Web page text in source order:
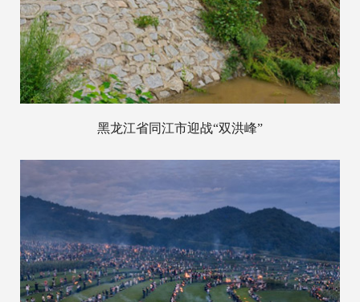
黑龙江省同江市迎战“双洪峰”